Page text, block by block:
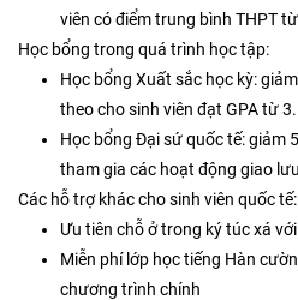
viên có điểm trung bình THPT
Học bổng trong quá trình học tập:
Học bổng Xuất sắc học kỳ:
theo cho sinh viên đạt GPA từ
Học bổng Đại sứ quốc tế: giảm
tham gia các hoạt động giao
Các hỗ trợ khác cho sinh viên quốc tế:
Ưu tiên chỗ ở trong ký túc xá
Miễn phí lớp học tiếng Hàn
chương trình chính